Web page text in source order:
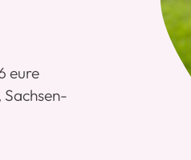
eure